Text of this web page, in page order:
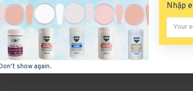
Nhập
show again.